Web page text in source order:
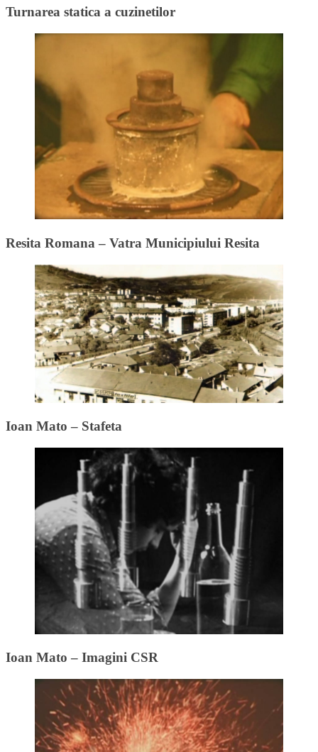
Turnarea statica a cuzinetilor
Resita Romana – Vatra Municipiului Resita
Ioan Mato – Stafeta
Ioan Mato – Imagini CSR